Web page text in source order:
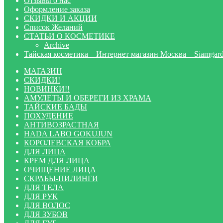
Оформление заказа
СКИДКИ И АКЦИИ
Список Желаний
СТАТЬИ О КОСМЕТИКЕ
Archive
Тайская косметика – Интернет магазин Москва –
МАГАЗИН
СКИДКИ!
НОВИНКИ!!
АМУЛЕТЫ И ОБЕРЕГИ ИЗ ХРАМА
ТАЙСКИЕ БАДЫ
ПОХУДЕНИЕ
АНТИВОЗРАСТНАЯ
HADA LABO GOKUJUN
КОРОЛЕВСКАЯ КОБРА
ДЛЯ ЛИЦА
КРЕМ ДЛЯ ЛИЦА
ОЧИЩЕНИЕ ЛИЦА
СКРАБЫ-ПИЛИНГИ
ДЛЯ ТЕЛА
ДЛЯ РУК
ДЛЯ ВОЛОС
ДЛЯ ЗУБОВ